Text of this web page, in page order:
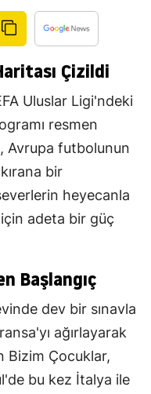
Çizildi
Uluslar Ligi'ndeki
resmen
Avrupa futbolunun
bir
heyecanla
adeta bir güç
Başlangıç
dev bir sınavla
ağırlayarak
Bizim Çocuklar,
bu kez İtalya ile